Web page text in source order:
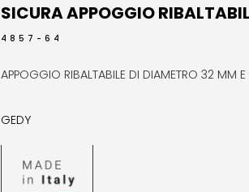
SICURA APPOGGIO
4857-64
APPOGGIO RIBALTABILE DI DIAMETRO 32 MM
GEDY